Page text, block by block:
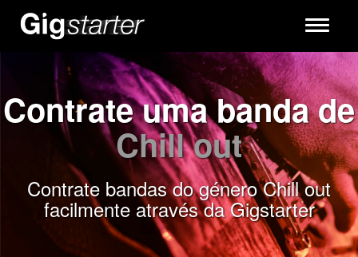
Toggle
Contrate uma banda de
Chill out
Contrate bandas do género Chill out
facilmente através da Gigstarter